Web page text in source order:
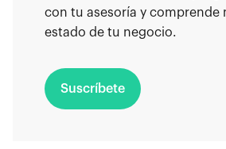
con tu asesoría y comprende
estado de tu negocio.
Suscríbete